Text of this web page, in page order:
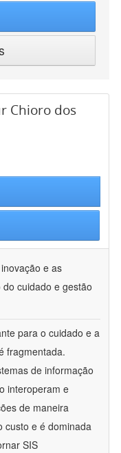
Chioro dos
e as
cuidado e gestão
para o cuidado e a
fragmentada.
de informação
interoperam e
de maneira
custo e é dominada
SIS